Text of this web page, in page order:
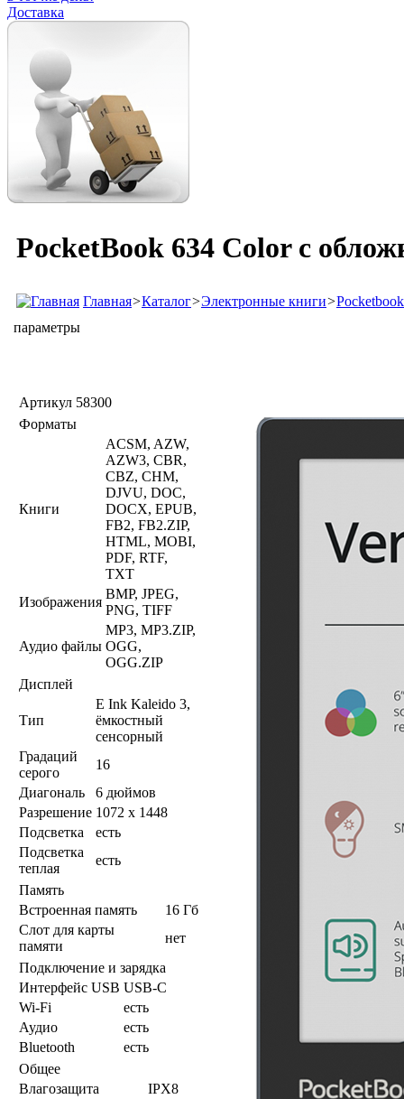
Доставка
PocketBook 634 Color с
Главная>Каталог>Электронные книги>Pocketbook
параметры
Артикул 58300
Форматы
Книги
ACSM, AZW,
AZW3, CBR,
CBZ, CHM,
DJVU, DOC,
DOCX, EPUB,
FB2, FB2.ZIP,
HTML, MOBI,
PDF, RTF,
TXT
Изображения
BMP, JPEG,
PNG, TIFF
Аудио файлы
MP3, MP3.ZIP,
OGG,
OGG.ZIP
Дисплей
Тип
E Ink Kaleido 3,
ёмкостный
сенсорный
Градаций
серого
16
Диагональ
6 дюймов
Разрешение 1072 x 1448
Подсветка
есть
Подсветка
теплая
есть
Память
Встроенная память
16 Гб
Слот для карты
памяти
нет
Подключение и зарядка
Интерфейс USB USB-C
Wi-Fi
есть
Аудио
есть
Bluetooth
есть
Общее
Влагозащита
IPX8